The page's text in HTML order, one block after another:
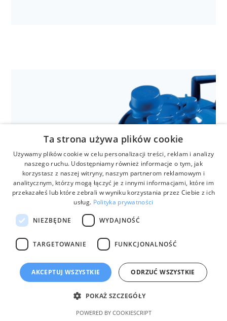
Anestezjologia i aparatura medyczna
Lampy zabiegowe LUCEA
Anestezjologia i aparatura medyczna
biuro@anmar.pl
Ta strona używa plików cookie
Używamy plików cookie w celu personalizacji treści, reklam i analizy
naszego ruchu. Udostępniamy również informacje o tym, jak
korzystasz z naszej witryny, naszym partnerom reklamowym i
analitycznym, którzy mogą łączyć je z innymi informacjami, które im
przekazałeś lub które zebrali w wyniku korzystania przez Ciebie z ich
usług. Polityka prywatności
NIEZBĘDNE WYDAJNOŚĆ
TARGETOWANIE FUNKCJONALNOŚĆ
AKCEPTUJ WSZYSTKIE ODRZUĆ WSZYSTKIE
POKAŻ SZCZEGÓŁY
POWERED BY COOKIESCRIPT